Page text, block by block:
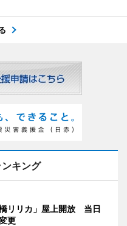
キング
リリカ」屋上開放 当日
更